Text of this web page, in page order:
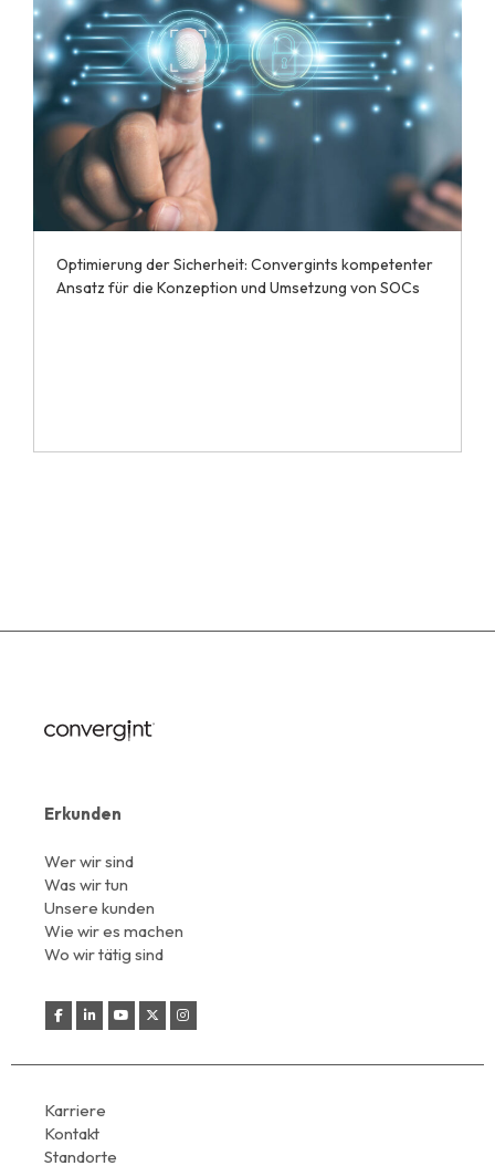
Optimierung der Sicherheit: Convergints kompetenter
Ansatz für die Konzeption und Umsetzung von SOCs
Erkunden
Wer wir sind
Was wir tun
Unsere kunden
Wie wir es machen
Wo wir tätig sind
Karriere
Kontakt
Standorte